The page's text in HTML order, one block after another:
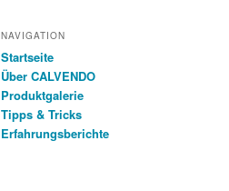
NAVIGATION
Startseite
Über CALVENDO
Produktgalerie
Tipps & Tricks
Erfahrungsberichte